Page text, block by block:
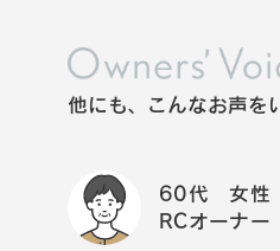
他にも、こんなお声を
60代 女性
RCオーナー